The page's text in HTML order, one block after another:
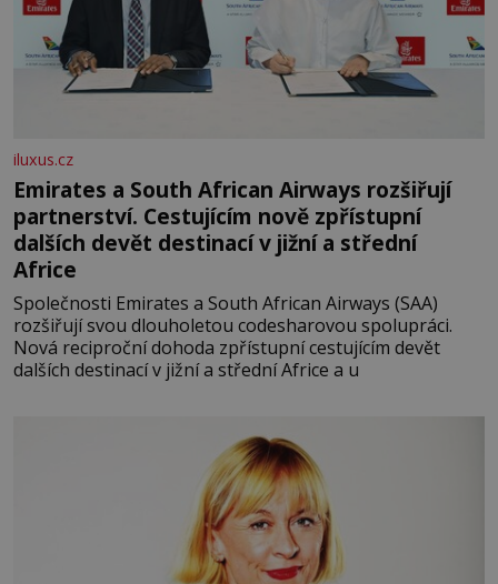
iluxus.cz
Emirates a South African Airways rozšiřují
partnerství. Cestujícím nově zpřístupní
dalších devět destinací v jižní a střední
Africe
Společnosti Emirates a South African Airways (SAA)
rozšiřují svou dlouholetou codesharovou spolupráci.
Nová reciproční dohoda zpřístupní cestujícím devět
dalších destinací v jižní a střední Africe a u